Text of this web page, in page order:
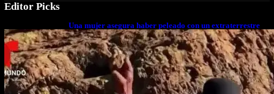
Editor Picks
Una mujer asegura haber peleado con un extraterrestre
cuerpo a cuerpo